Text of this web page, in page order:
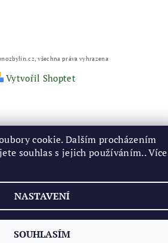
všechna práva vyhrazena
Vytvořil Shoptet
cookie. Dalším procházením
souhlas s jejich používáním.. Více
NASTAVENÍ
SOUHLASÍM